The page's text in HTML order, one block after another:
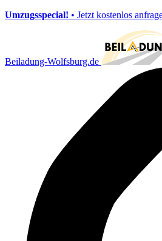
Umzugsspecial! • Jetzt kostenlos
Beiladung-Wolfsburg.de